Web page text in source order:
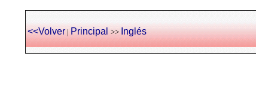
<<Volver|Principal >>Inglés